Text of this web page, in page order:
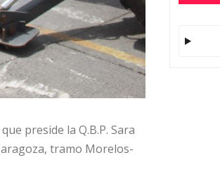
preside la Q.B.P. Sara
tramo Morelos-